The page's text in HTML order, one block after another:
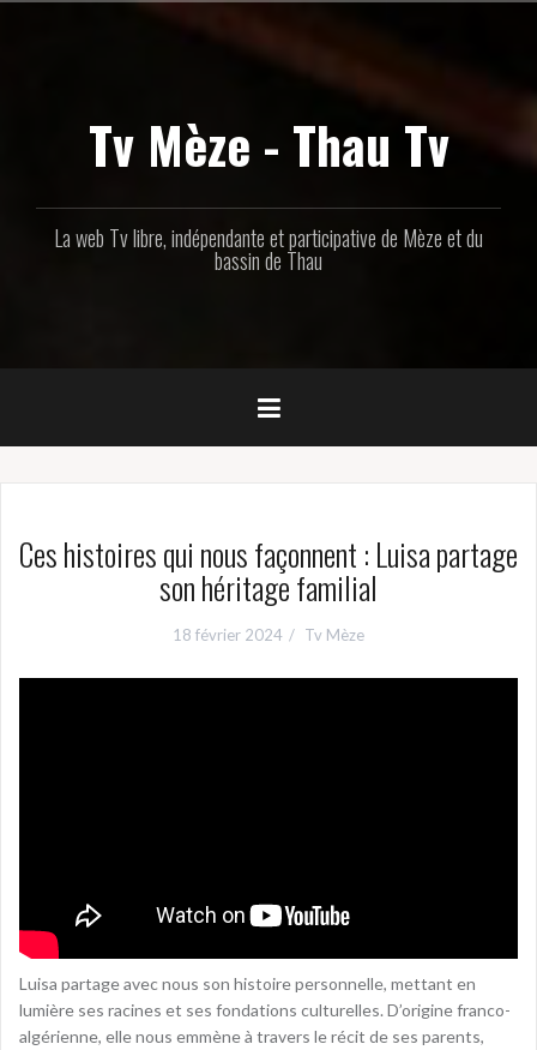
Tv Mèze - Thau Tv
La web Tv libre, indépendante et participative de Mèze et du
bassin de Thau
Ces histoires qui nous façonnent : Luisa partage
son héritage familial
18 février 2024 Tv Mèze
Luisa partage avec nous son histoire personnelle, mettant en
lumière ses racines et ses fondations culturelles. D’origine franco-
algérienne, elle nous emmène à travers le récit de ses parents,